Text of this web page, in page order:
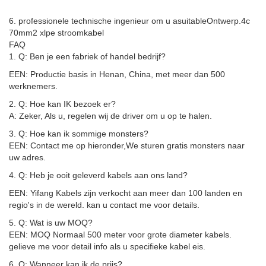
6. professionele technische ingenieur om u asuitableOntwerp. 4c
70mm2 xlpe stroomkabel
FAQ
1. Q: Ben je een fabriek of handel bedrijf?
EEN: Productie basis in Henan, China, met meer dan 500
werknemers.
2. Q: Hoe kan IK bezoek er?
A: Zeker, Als u, regelen wij de driver om u op te halen.
3. Q: Hoe kan ik sommige monsters?
EEN: Contact me op hieronder,We sturen gratis monsters naar
uw adres
4. Q: Heb je ooit geleverd kabels aan ons land?
EEN: Yifang Kabels zijn verkocht aan meer dan 100 landen en
regio's in de wereld. kan u contact me voor details.
5. Q: Wat is uw MOQ?
EEN: MOQ Normaal 500 meter voor grote diameter kabels.
gelieve me voor detail info als u specifieke kabel eis.